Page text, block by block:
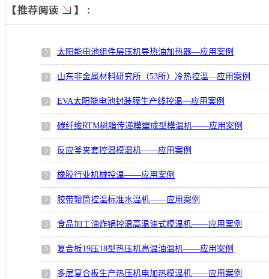
太阳能电池组件层压机导热油加热器—应用案例
山东非金属材料研究所（53所）冷热控温—应用案例
EVA太阳能电池封装膜生产线控温—应用案例
碳纤维RTM树脂传递模塑成型模温机——应用案例
反应釜夹套控温模温机——应用案例
橡胶行业机械控温——应用案例
胶带辊筒控温标准水温机——应用案例
食品加工油炸锅控温高温油式模温机——应用案例
复合板19压18型热压机高温油温机——应用案例
多层复合板生产热压机电加热模温机——应用案例